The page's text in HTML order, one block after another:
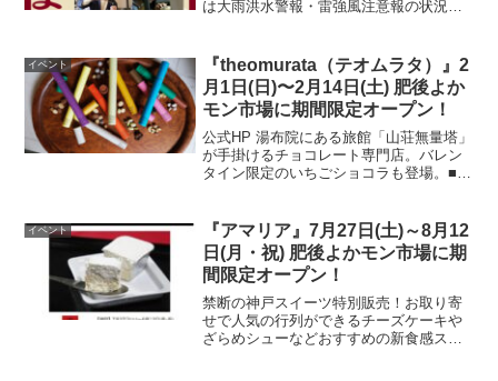
は大雨洪水警報・雷強風注意報の状況を
ジでは様々な出演者によるダンスや音楽
をお届けします！...
イベント
『theomurata（テオムラタ）』2
月1日(日)〜2月14日(土) 肥後よか
モン市場に期間限定オープン！
公式HP 湯布院にある旅館「山荘無量塔」
が手掛けるチョコレート専門店。バレン
タイン限定のいちごショコラも登場。■ピ
イベント
『アマリア』7月27日(土)～8月12
日(月・祝) 肥後よかモン市場に期
間限定オープン！
禁断の神戸スイーツ特別販売！お取り寄
せで人気の行列ができるチーズケーキや
ざらめシューなどおすすめの新食感スイ